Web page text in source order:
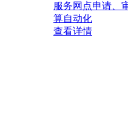
服务网点申请、
算自动化
查看详情